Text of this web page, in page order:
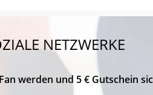
NETZWERKE
werden und 5 € Gutschein